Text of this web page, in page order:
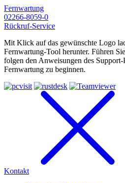
Fernwartung
02266-8059-0
Rückruf-Service
Mit Klick auf das gewünschte Logo
Fernwartung-Tool herunter. Führen
folgen den Anweisungen des
Fernwartung zu beginnen.
Kontakt